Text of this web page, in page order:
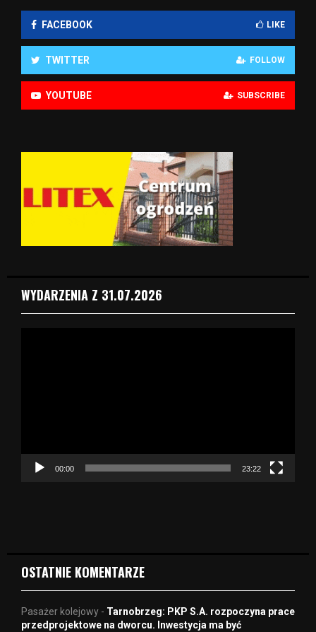
FACEBOOK LIKE
TWITTER FOLLOW
YOUTUBE SUBSCRIBE
WYDARZENIA Z 31.07.2026
c
00:00 23:22
OSTATNIE KOMENTARZE
Pasażer kolejowy - Tarnobrzeg: PKP S.A. rozpoczyna prace
przedprojektowe na dworcu. Inwestycja ma być